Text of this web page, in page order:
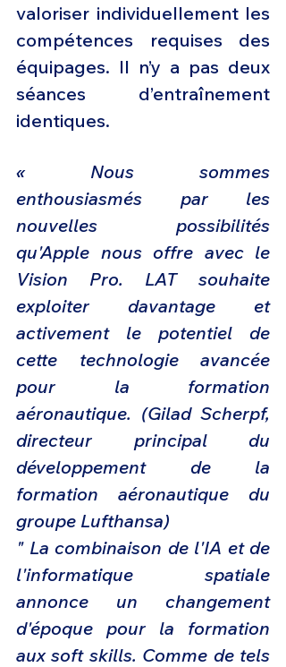
valoriser individuellement les
compétences requises des
équipages. Il n’y a pas deux
séances d’entraînement
identiques.
« Nous sommes
enthousiasmés par les
nouvelles possibilités
qu'Apple nous offre avec le
Vision Pro. LAT souhaite
exploiter davantage et
activement le potentiel de
cette technologie avancée
pour la formation
aéronautique. (Gilad Scherpf,
directeur principal du
développement de la
formation aéronautique du
groupe Lufthansa)
" La combinaison de l'IA et de
l'informatique spatiale
annonce un changement
d'époque pour la formation
aux soft skills. Comme de tels